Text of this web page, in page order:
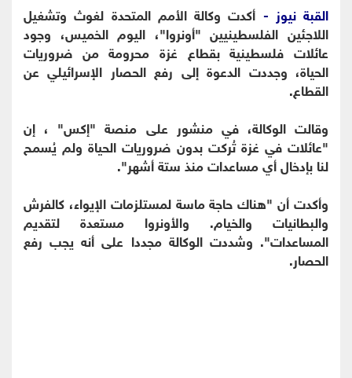
القبة نيوز - أكدت وكالة الأمم المتحدة لغوث وتشغيل
اللاجئين الفلسطينيين "أونروا"، اليوم الخميس، وجود
عائلات فلسطينية بقطاع غزة محرومة من ضروريات
الحياة، وجددت الدعوة إلى رفع الحصار الإسرائيلي عن
القطاع.
وقالت الوكالة، في منشور على منصة "إكس" ، إن
"عائلات في غزة تُركت بدون ضروريات الحياة ولم يُسمح
لنا بإدخال أي مساعدات منذ ستة أشهر".
وأكدت أن "هناك حاجة ماسة لمستلزمات الإيواء، كالفرش
والبطانيات والخيام. والأونروا مستعدة لتقديم
المساعدات". وشددت الوكالة مجددا على أنه يجب رفع
الحصار.